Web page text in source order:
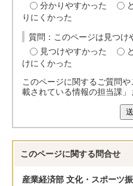
分かりやすかった
りにくかった
質問：このページは見つけ
見つけやすかった
けにくかった
このページに関するご質問
載されている情報の担当課
このページに関する 問合せ
産業経済部 文化・スポーツ